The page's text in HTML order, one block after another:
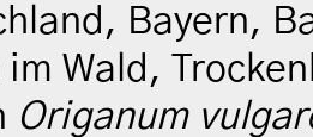
Bayern,
im Wald,
Origanum